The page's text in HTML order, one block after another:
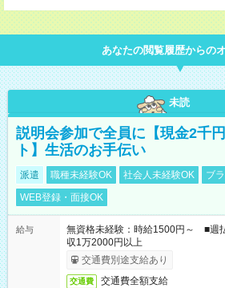
あなたの閲覧履歴からの
未読
説明会参加で全員に【現金2千
ト】生活のお手伝い
派遣 職種未経験OK 社会人未経験OK
ブ
WEB登録・面接OK
給与
無資格未経験：時給1500円～ ■
収1万2000円以上
交通費別途支給あり
交通費 交通費全額支給